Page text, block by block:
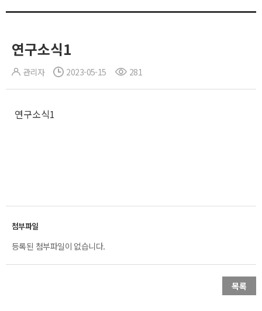
연구소식1
관리자 2023-05-15 281
연구소식1
등록된 첨부파일이 없습니다.
목록